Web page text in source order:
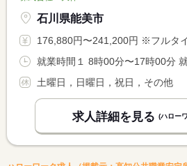
石川県能美市
176,880円〜241,200円 ※フルタイム求人の場合は月額（換算額）、パー
土曜日，日曜日，祝日，その他
求人詳細を見る (ハロー